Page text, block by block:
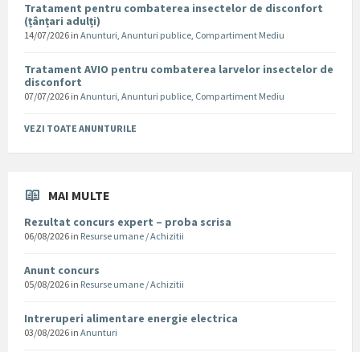
Tratament pentru combaterea insectelor de disconfort
(țânțari adulți)
14/07/2026 in Anunturi, Anunturi publice, Compartiment Mediu
Tratament AVIO pentru combaterea larvelor insectelor de
disconfort
07/07/2026 in Anunturi, Anunturi publice, Compartiment Mediu
VEZI TOATE ANUNTURILE
MAI MULTE
Rezultat concurs expert – proba scrisa
06/08/2026 in Resurse umane / Achizitii
Anunt concurs
05/08/2026 in Resurse umane / Achizitii
Intreruperi alimentare energie electrica
03/08/2026 in Anunturi